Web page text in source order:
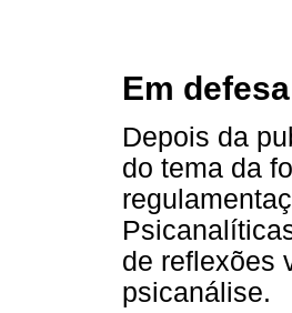
Em
Depois da
do tema da
de reflexões
psicanálise.